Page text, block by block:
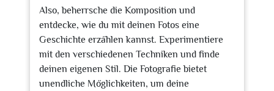
Also, beherrsche die Komposition und
entdecke, wie du mit deinen Fotos eine
Geschichte erzählen kannst. Experimentiere
mit den verschiedenen Techniken und finde
deinen eigenen Stil. Die Fotografie bietet
unendliche Möglichkeiten, um deine